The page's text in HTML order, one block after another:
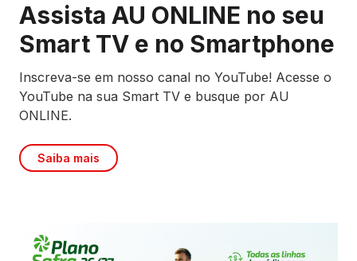
Assista AU ONLINE no seu
Smart TV e no Smartphone
Inscreva-se em nosso canal no YouTube! Acesse o
YouTube na sua Smart TV e busque por AU
ONLINE.
Saiba mais